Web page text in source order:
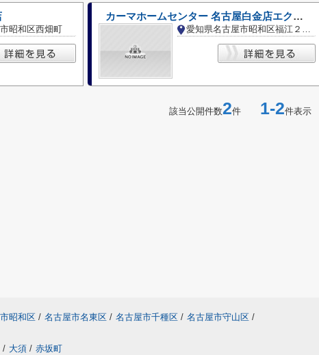
昭和区西畑町
カーマホームセンター 名古屋白金店エクステリアセンター
愛知県名古屋市昭和区福江２丁目
該当公開件数2件 1-2件表示
昭和区 / 名古屋市名東区 / 名古屋市千種区 / 名古屋市守山区 /
/ 大須 / 赤坂町